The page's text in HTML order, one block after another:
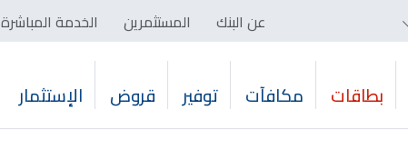
عن البنك المستثمرين الخدمة المباشرة
بطاقات مكافآت توفير قروض الإستثمار